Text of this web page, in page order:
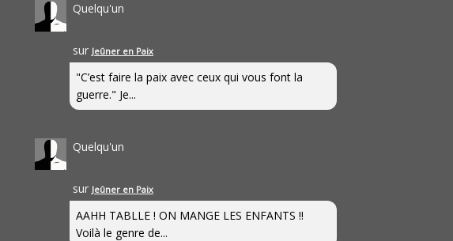
Quelqu'un
sur Jeûner en Paix
"C’est faire la paix avec ceux qui vous font la
guerre." Je...
Quelqu'un
sur Jeûner en Paix
AAHH TABLLE ! ON MANGE LES ENFANTS !!
Voilà le genre de...